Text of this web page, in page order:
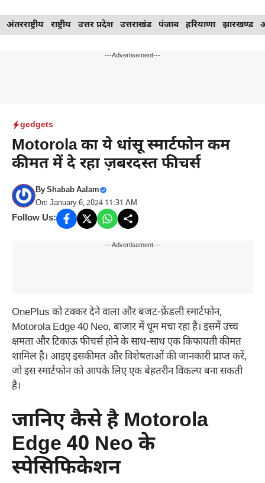
Skip
to
अंतरराष्ट्रीय राष्ट्रीय उत्तर प्रदेश उत्तराखंड पंजाब हरियाणा झारखण्ड
---Advertisement---
gedgets
Motorola का ये धांसू स्मार्टफोन कम
कीमत में दे रहा ज़बरदस्त फीचर्स
ByShabab Aalam
On: January 6, 2024 11:31 AM
Follow Us:
---Advertisement---
OnePlus को टक्कर देने वाला और बजट-फ्रेंडली स्मार्टफोन,
Motorola Edge 40 Neo, बाजार में धूम मचा रहा है। इसमें उच्च
क्षमता और टिकाऊ फीचर्स होने के साथ-साथ एक किफायती कीमत
शामिल है। आइए इसकीमत और विशेषताओं की जानकारी प्राप्त करें,
जो इस स्मार्टफोन को आपके लिए एक बेहतरीन विकल्प बना सकती
है।
जानिए कैसे है Motorola
Edge 40 Neo के
स्पेसिफिकेशन